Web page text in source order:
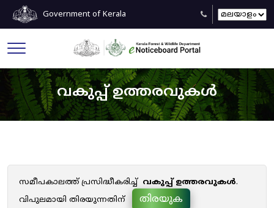
Government of Kerala
വകുപ്പ് ഉത്തരവുകൾ
സമീപകാലത്ത് പ്രസിദ്ധീകരിച്ച് വകുപ്പ് ഉത്തരവുകൾ.
വിപുലമായി തിരയുന്നതിന്
തിരയുക